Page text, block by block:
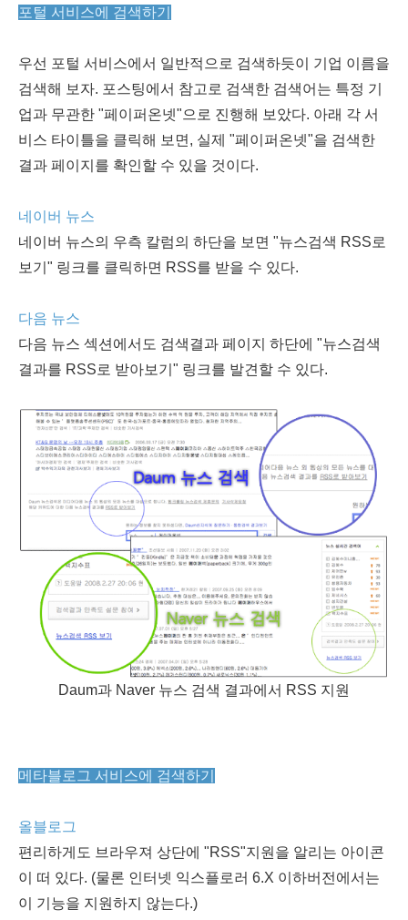
포털 서비스에 검색하기
우선 포털 서비스에서 일반적으로 검색하듯이 기업 이름을
검색해 보자. 포스팅에서 참고로 검색한 검색어는 특정 기
업과 무관한 "페이퍼온넷"으로 진행해 보았다. 아래 각 서
비스 타이틀을 클릭해 보면, 실제 "페이퍼온넷"을 검색한
결과 페이지를 확인할 수 있을 것이다.
네이버 뉴스
네이버 뉴스의 우측 칼럼의 하단을 보면 "뉴스검색 RSS로
보기" 링크를 클릭하면 RSS를 받을 수 있다.
다음 뉴스
다음 뉴스 섹션에서도 검색결과 페이지 하단에 "뉴스검색
결과를 RSS로 받아보기" 링크를 발견할 수 있다.
Daum과 Naver 뉴스 검색 결과에서 RSS 지원
메타블로그 서비스에 검색하기
올블로그
편리하게도 브라우져 상단에 "RSS"지원을 알리는 아이콘
이 떠 있다. (물론 인터넷 익스플로러 6.X 이하버전에서는
이 기능을 지원하지 않는다.)